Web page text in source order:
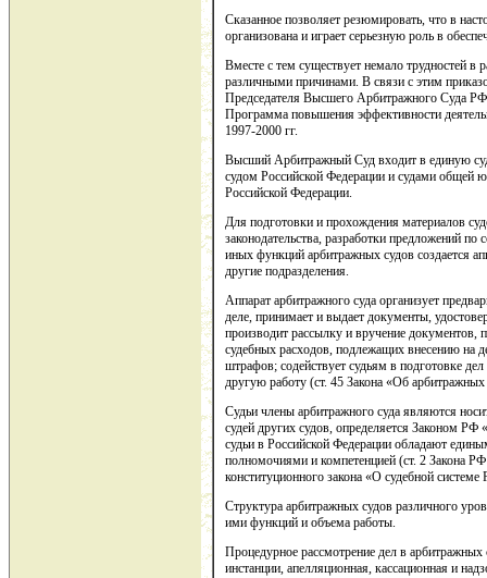
Сказанное позволяет резюмировать, что в
организована и играет серьезную роль в
Вместе с тем существует немало трудностей
различными причинами. В связи с этим
Председателя Высшего Арбитражного Суда РФ
Программа повышения эффективности
1997-2000 гг.
Высший Арбитражный Суд входит в единую
судом Российской Федерации и судами общей
Российской Федерации.
Для подготовки и прохождения материалов
законодательства, разработки предложений
иных функций арбитражных судов создается
другие подразделения.
Аппарат арбитражного суда организует
деле, принимает и выдает документы,
производит рассылку и вручение документов,
судебных расходов, подлежащих внесению на
штрафов; содействует судьям в подготовке
другую работу (ст. 45 Закона «Об арбитражных
Судьи члены арбитражного суда являются
судей других судов, определяется Законом РФ
судьи в Российской Федерации обладают
полномочиями и компетенцией (ст. 2 Закона
конституционного закона «О судебной
Структура арбитражных судов различного
ими функций и объема работы.
Процедурное рассмотрение дел в арбитражных
инстанции, апелляционная, кассационная и